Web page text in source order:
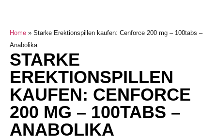
Home » Starke Erektionspillen kaufen: Cenforce 200 mg – 100tabs –
Anabolika
STARKE
EREKTIONSPILLEN
KAUFEN: CENFORCE
200 MG – 100TABS –
ANABOLIKA